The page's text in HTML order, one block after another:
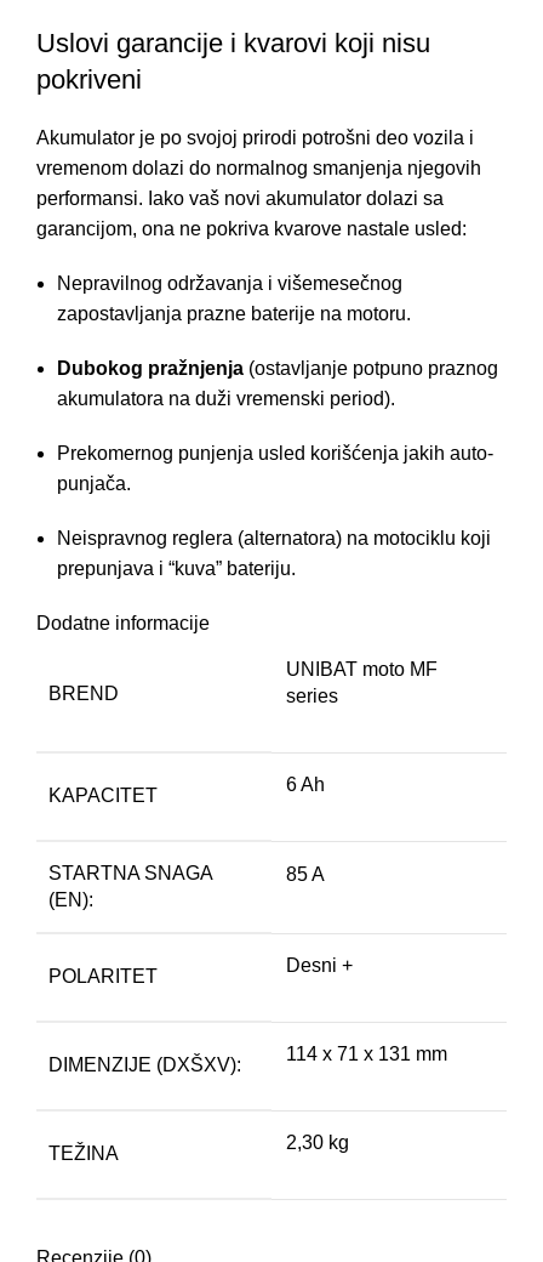
Uslovi garancije i kvarovi koji nisu
pokriveni
Akumulator je po svojoj prirodi potrošni deo vozila i
vremenom dolazi do normalnog smanjenja njegovih
performansi. Iako vaš novi akumulator dolazi sa
garancijom, ona ne pokriva kvarove nastale usled:
Nepravilnog održavanja i višemesečnog
zapostavljanja prazne baterije na motoru.
Dubokog pražnjenja (ostavljanje potpuno praznog
akumulatora na duži vremenski period).
Prekomernog punjenja usled korišćenja jakih auto-
punjača.
Neispravnog reglera (alternatora) na motociklu koji
prepunjava i “kuva” bateriju.
Dodatne informacije
BREND
UNIBAT moto MF
series
KAPACITET
6 Ah
STARTNA SNAGA
(EN):
85 A
POLARITET
Desni +
DIMENZIJE (DXŠXV):
114 x 71 x 131 mm
TEŽINA
2,30 kg